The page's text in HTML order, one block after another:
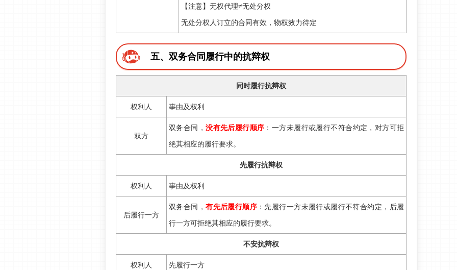
【注意】无权代理≠无处分权
无处分权人订立的合同有效，物权效力待定
五、双务合同履行中的抗辩权
同时履行抗辩权
权利人 事由及权利
双方
双务合同，没有先后履行顺序 ：一方未履行或履行不符合约定，对方可拒
绝其相应的履行要求。
先履行抗辩权
权利人 事由及权利
后履行一方
双务合同，有先后履行顺序 ：先履行一方未履行或履行不符合约定，后履
行一方可拒绝其相应的履行要求。
不安抗辩权
权利人 先履行一方